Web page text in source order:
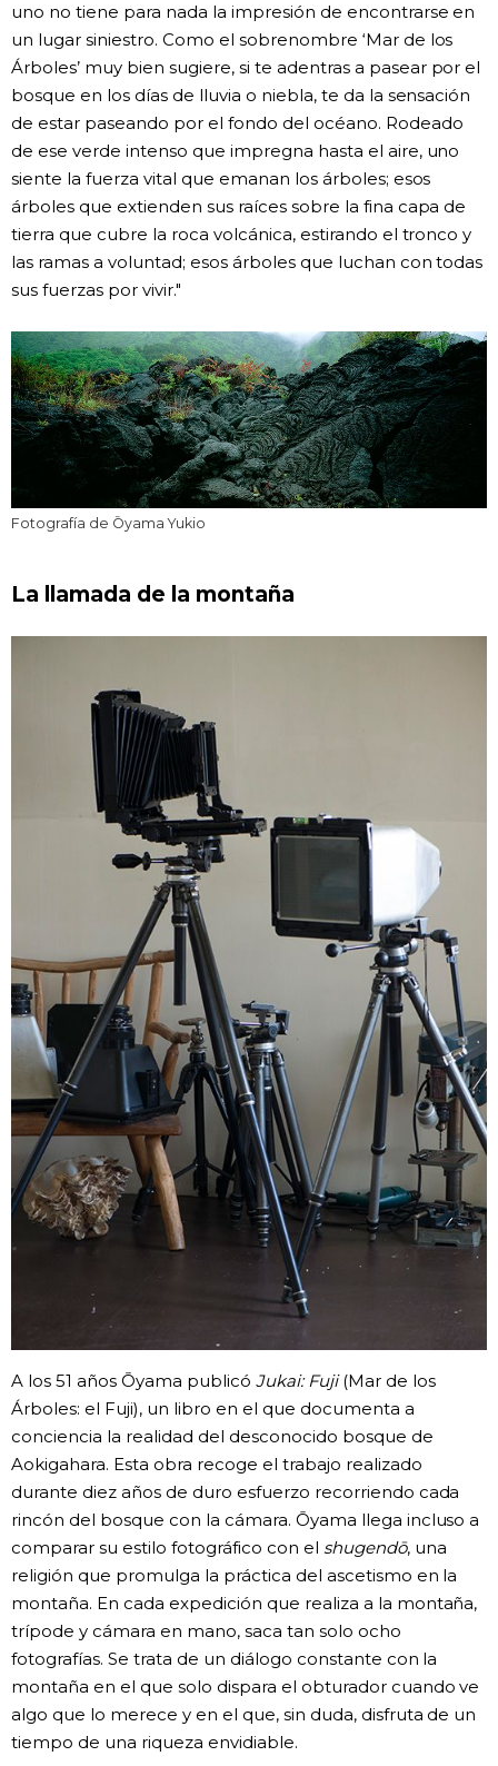
uno no tiene para nada la impresión de encontrarse en
un lugar siniestro. Como el sobrenombre ‘Mar de los
Árboles’ muy bien sugiere, si te adentras a pasear por el
bosque en los días de lluvia o niebla, te da la sensación
de estar paseando por el fondo del océano. Rodeado
de ese verde intenso que impregna hasta el aire, uno
siente la fuerza vital que emanan los árboles; esos
árboles que extienden sus raíces sobre la fina capa de
tierra que cubre la roca volcánica, estirando el tronco y
las ramas a voluntad; esos árboles que luchan con todas
sus fuerzas por vivir."
Fotografía de Ōyama Yukio
La llamada de la montaña
A los 51 años Ōyama publicó Jukai: Fuji(Mar de los
Árboles: el Fuji), un libro en el que documenta a
conciencia la realidad del desconocido bosque de
Aokigahara. Esta obra recoge el trabajo realizado
durante diez años de duro esfuerzo recorriendo cada
rincón del bosque con la cámara. Ōyama llega incluso a
comparar su estilo fotográfico con el shugendō, una
religión que promulga la práctica del ascetismo en la
montaña. En cada expedición que realiza a la montaña,
trípode y cámara en mano, saca tan solo ocho
fotografías. Se trata de un diálogo constante con la
montaña en el que solo dispara el obturador cuando ve
algo que lo merece y en el que, sin duda, disfruta de un
tiempo de una riqueza envidiable.